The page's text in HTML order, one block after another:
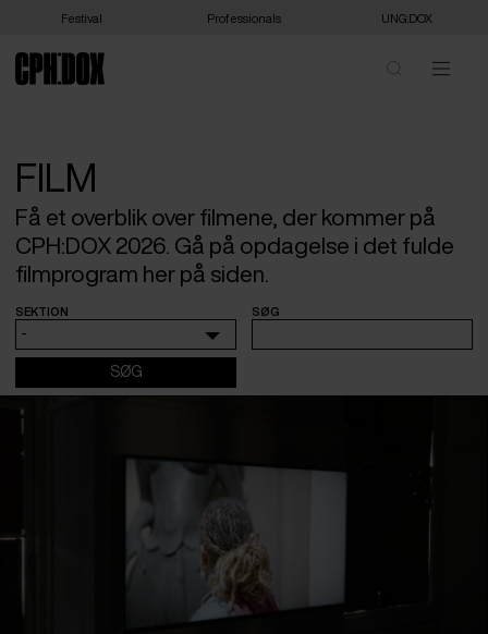
Festival Professionals UNG:DOX
FILM
Få et overblik over filmene, der kommer på
CPH:DOX 2026. Gå på opdagelse i det fulde
filmprogram her på siden.
SEKTION
-
SØG